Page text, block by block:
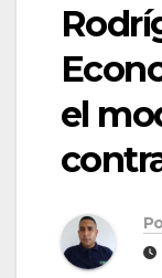
el